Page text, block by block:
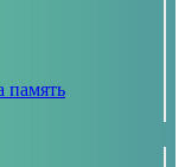
память